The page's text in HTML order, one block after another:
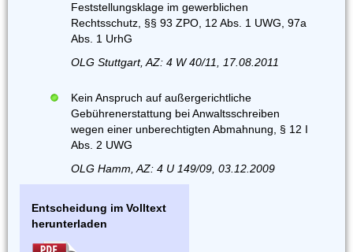
Feststellungsklage im gewerblichen
Rechtsschutz, §§ 93 ZPO, 12 Abs. 1 UWG, 97a
Abs. 1 UrhG
OLG Stuttgart, AZ: 4 W 40/11, 17.08.2011
Kein Anspruch auf außergerichtliche
Gebührenerstattung bei Anwaltsschreiben
wegen einer unberechtigten Abmahnung, § 12 I
Abs. 2 UWG
OLG Hamm, AZ: 4 U 149/09, 03.12.2009
Entscheidung im Volltext
herunterladen